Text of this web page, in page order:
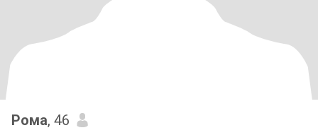
Рома, 46